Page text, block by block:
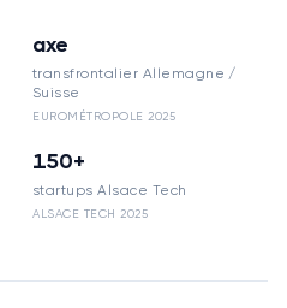
axe
transfrontalier Allemagne /
Suisse
EUROMÉTROPOLE 2025
150+
startups Alsace Tech
ALSACE TECH 2025